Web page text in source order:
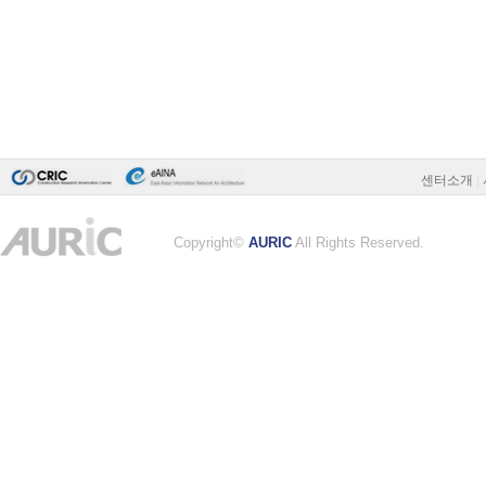
센터소개
Copyright© AURIC All Rights Reserved.